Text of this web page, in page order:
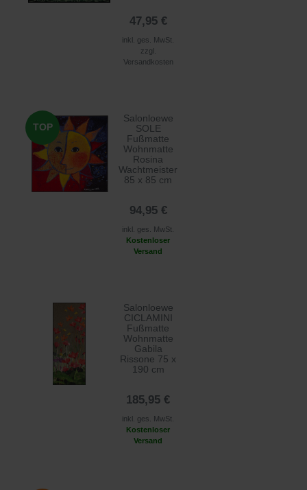
47,95 €
inkl. ges. MwSt.
zzgl.
Versandkosten
TOP
Salonloewe
SOLE
Fußmatte
Wohnmatte
Rosina
Wachtmeister
85 x 85 cm
94,95 €
inkl. ges. MwSt.
Kostenloser
Versand
Salonloewe
CICLAMINI
Fußmatte
Wohnmatte
Gabila
Rissone 75 x
190 cm
185,95 €
inkl. ges. MwSt.
Kostenloser
Versand